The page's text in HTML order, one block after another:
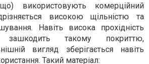
використовують комерційний
високою щільністю та
Навіть висока прохідність
такому покриттю,
вигляд зберігається навіть
Такий матеріал: